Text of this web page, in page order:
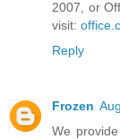
2007, or
visit:
Reply
Frozen
We